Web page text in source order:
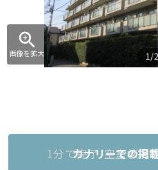
画像を拡大 1/
1分で完了!空室状況
カナリーでの掲